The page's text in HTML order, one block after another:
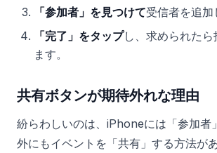
「参加者」を見つけて受信者を追加
「完了」をタップし、求められたら
ます。
共有ボタンが期待外れな理由
紛らわしいのは、iPhoneには「参加者
外にもイベントを「共有」する方法が